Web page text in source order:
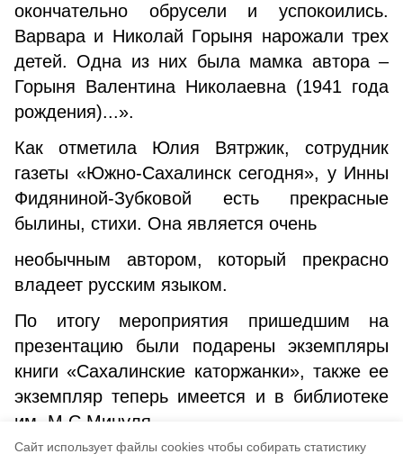
Cайт использует файлы cookies чтобы собирать статистику
окончательно обрусели и успокоились.
Варвара и Николай Горыня нарожали трех
детей. Одна из них была мамка автора –
Горыня Валентина Николаевна (1941 года
рождения)...».
Как отметила Юлия Вятржик, сотрудник
газеты «Южно-Сахалинск сегодня», у Инны
Фидяниной-Зубковой есть прекрасные
былины, стихи. Она является очень
необычным автором, который прекрасно
владеет русским языком.
По итогу мероприятия пришедшим на
презентацию были подарены экземпляры
книги «Сахалинские каторжанки», также ее
экземпляр теперь имеется и в библиотеке
им. М.С.Мицуля